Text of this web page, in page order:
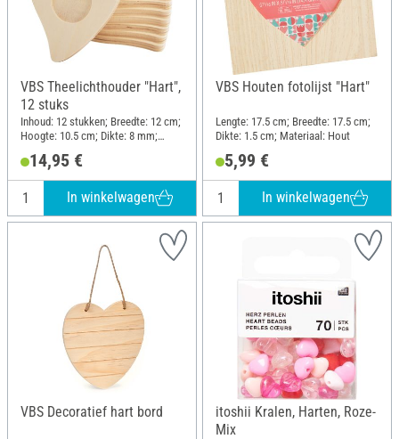
VBS Theelichthouder "Hart",
12 stuks
Inhoud: 12 stukken; Breedte: 12 cm;
Hoogte: 10.5 cm; Dikte: 8 mm;
14,95 €
In winkelwagen
VBS Houten fotolijst "Hart"
Lengte: 17.5 cm; Breedte: 17.5 cm;
Dikte: 1.5 cm; Materiaal: Hout
5,99 €
In winkelwagen
VBS Decoratief hart bord
itoshii Kralen, Harten, Roze-
Mix